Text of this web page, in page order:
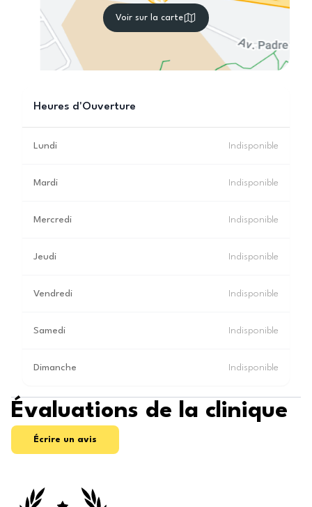
Voir sur la carte
Heures d'Ouverture
Lundi Indisponible
Mardi Indisponible
Mercredi Indisponible
Jeudi Indisponible
Vendredi Indisponible
Samedi Indisponible
Dimanche Indisponible
Évaluations de la clinique
Écrire un avis